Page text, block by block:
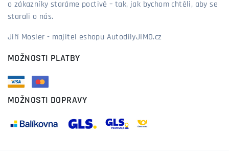
o zákazníky staráme poctivě – tak, jak bychom chtěli, aby se
starali o nás.
Jiří Mosler - majitel eshopu AutodilyJIMO.cz
MOŽNOSTI PLATBY
MOŽNOSTI DOPRAVY